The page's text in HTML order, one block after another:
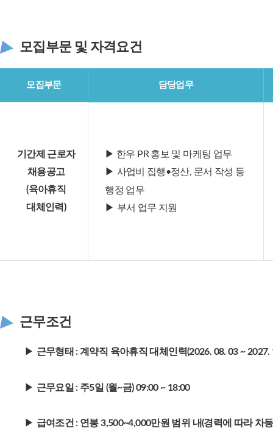
모집부문 및 자격요건
모집부문 담당업무
기간제 근로자
채용공고
(육아휴직
대체인력)
▶ 한우 PR 홍보 및 마케팅 업무
▶ 사업비 집행•정산, 문서 작성 등
행정 업무
▶ 부서 업무 지원
근무조건
▶ 근무형태 : 계약직 육아휴직 대체인력(2026. 08. 03 ~
▶ 근무요일 : 주5일 (월~금) 09:00 ~ 18:00
▶ 급여조건 : 연봉 3,500~4,000만원 범위 내(경력에 따라 차